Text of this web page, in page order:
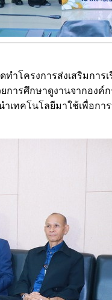
งการส่งเสริมการเรี
การศึกษาดูงานจากอ
ำเทคโนโลยีมาใช้เพื่อ